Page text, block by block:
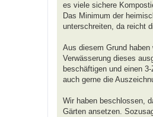
es viele sichere
Das Minimum der
unterschreiten, da reicht
Aus diesem Grund
Verwässerung dieses
beschäftigen und einen
auch gerne die
Wir haben beschlossen,
Gärten ansetzen.